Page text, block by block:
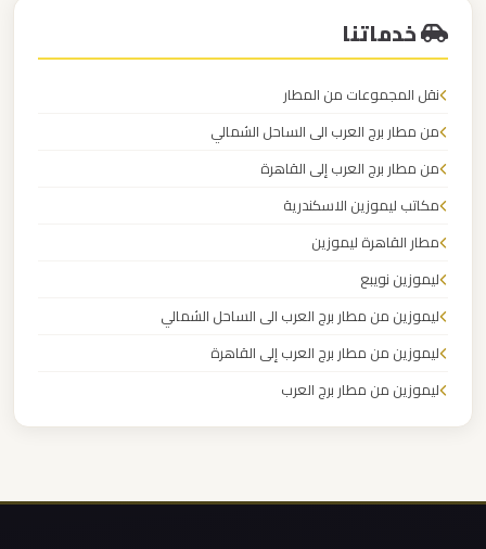
خدماتنا
نقل المجموعات من المطار
من مطار برج العرب الى الساحل الشمالي
من مطار برج العرب إلى القاهرة
مكاتب ليموزين الاسكندرية
مطار القاهرة ليموزين
ليموزين نويبع
ليموزين من مطار برج العرب الى الساحل الشمالي
ليموزين من مطار برج العرب إلى القاهرة
ليموزين من مطار برج العرب
ليموزين من مطار القاهرة
ليموزين من القاهرة الى مطار برج العرب
ليموزين
بالسائق
ليموزين
مرسيدس
ليموزين
مرسي
مطروح
مرسي